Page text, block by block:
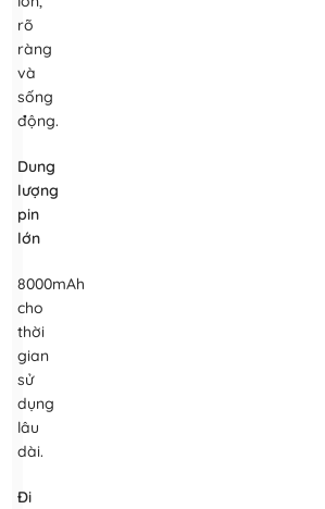
rõ
ràng
và
sống
động.
Dung
lượng
pin
lớn
8000mAh
cho
thời
gian
sử
dụng
lâu
dài.
Đi